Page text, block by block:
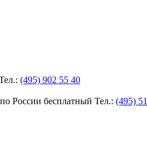
(495) 902 55 40
России бесплатный Тел.: (495)